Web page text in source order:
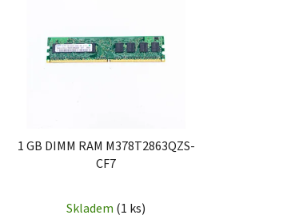
p
r
k
t
1 GB DIMM RAM M378T2863QZS-
CF7
Skladem (1 ks)